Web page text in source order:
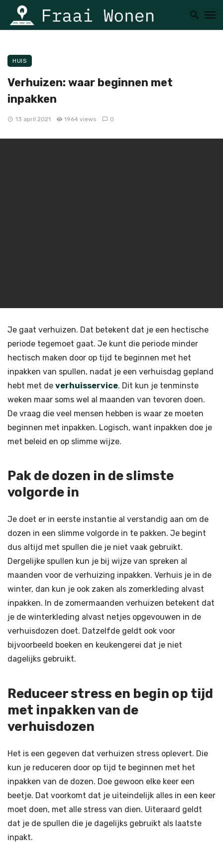
HUIS
Verhuizen: waar beginnen met
inpakken
13 april 2021 1964 views 0
Je gaat verhuizen. Dat betekent dat je een hectische
periode tegemoet gaat. Je kunt die periode minder
hectisch maken door op tijd te beginnen met het
inpakken van spullen, nadat je een verhuisdag gepland
hebt met de verhuisservice. Dit kun je tenminste
weken maar soms wel al maanden van tevoren doen.
De vraag die veel mensen hebben is waar ze moeten
beginnen met inpakken. Logisch, want inpakken doe je
met beleid en op slimme wijze.
Pak de dozen in de slimste
volgorde in
Je doet er in eerste instantie al verstandig aan om de
dozen in een slimme volgorde in te pakken. Je begint
dus altijd met spullen die je niet vaak gebruikt.
Dergelijke spullen kun je bij wijze van spreken al
maanden voor de verhuizing inpakken. Verhuis je in de
winter, dan kun je ook zaken als zomerkleding alvast
inpakken. In de zomermaanden verhuizen betekent dat
je de winterkleding alvast netjes opgevouwen in de
verhuisdozen doet. Datzelfde geldt ook voor
bijvoorbeeld boeken en keukengerei dat je niet
dagelijks gebruikt.
Reduceer stress en begin op tijd
met inpakken van de
verhuisdozen
Het is een gegeven dat verhuizen stress oplevert. Die
kun je reduceren door op tijd te beginnen met het
inpakken van de dozen. Doe gewoon elke keer een
beetje. Dat voorkomt dat je uiteindelijk alles in een keer
moet doen, met alle stress van dien. Uiteraard geldt
dat je de spullen die je dagelijks gebruikt als laatste
inpakt.